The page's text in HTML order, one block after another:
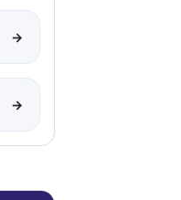
→
→